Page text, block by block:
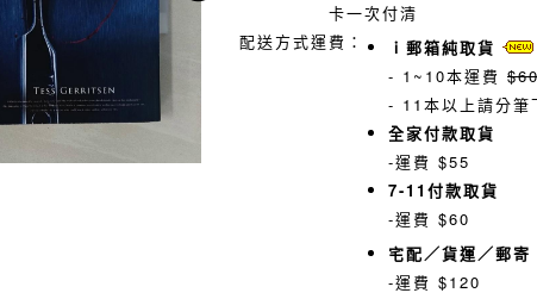
卡一次付清
配送方式運費：
ｉ郵箱純取貨
- 1~10本運費
- 11本以上請分筆
全家付款取貨
-運費 $55
7-11付款取貨
-運費 $60
宅配／貨運／郵寄
-運費 $120